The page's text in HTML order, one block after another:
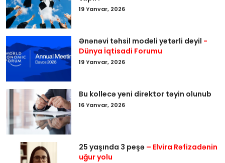
19 Yanvar, 2026
Ənənəvi təhsil modeli yetərli deyil -
Dünya İqtisadi Forumu
19 Yanvar, 2026
Bu kollecə yeni direktor təyin olunub
16 Yanvar, 2026
25 yaşında 3 peşə – Elvira Rəfizadənin
uğur yolu